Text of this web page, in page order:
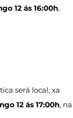
12 ás 16:00h,
será local, xa
12 ás 17:00h, na